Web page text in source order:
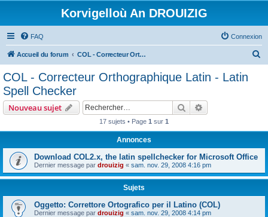
Korvigelloù An DROUIZIG
FAQ Connexion
Accueil du forum COL - Correcteur Orthographique Latin - Latin Spell Checker
COL - Correcteur Orthographique Latin - Latin
Spell Checker
Nouveau sujet Rechercher
17 sujets • Page 1 sur 1
Annonces
Download COL2.x, the latin spellchecker for Microsoft Office
Dernier message par drouizig « sam. nov. 29, 2008 4:16 pm
Sujets
Oggetto: Correttore Ortografico per il Latino (COL)
Dernier message par drouizig « sam. nov. 29, 2008 4:14 pm